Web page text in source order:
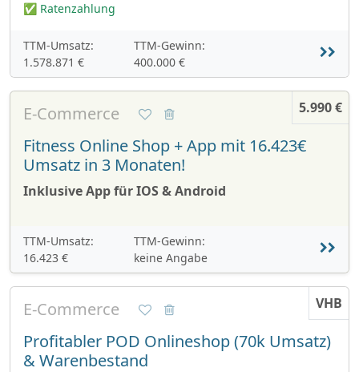
✅ Ratenzahlung
TTM-Umsatz:
1.578.871 €
TTM-Gewinn:
400.000 €
5.990 €
E-Commerce
Fitness Online Shop + App mit 16.423€
Umsatz in 3 Monaten!
Inklusive App für IOS & Android
TTM-Umsatz:
16.423 €
TTM-Gewinn:
keine Angabe
VHB
E-Commerce
Profitabler POD Onlineshop (70k Umsatz)
& Warenbestand